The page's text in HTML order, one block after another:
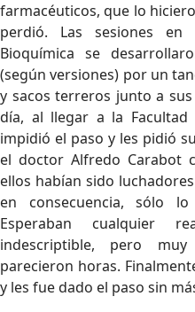
farmacéuticos, que lo
perdió. Las sesiones
Bioquímica se
(según versiones) por un
y sacos terreros junto a
día, al llegar a la
impidió el paso y les pidió
el doctor Alfredo Carabot
ellos habían sido
en consecuencia, sólo
Esperaban cualquier
indescriptible, pero
parecieron horas.
y les fue dado el paso sin